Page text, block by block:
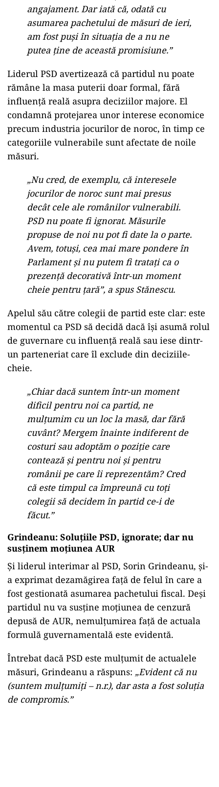
angajament. Dar iată că, odată cu
asumarea pachetului de măsuri de ieri,
am fost puși în situația de a nu ne
putea ține de această promisiune.”
Liderul PSD avertizează că partidul nu poate
rămâne la masa puterii doar formal, fără
influență reală asupra deciziilor majore. El
condamnă protejarea unor interese economice
precum industria jocurilor de noroc, în timp ce
categoriile vulnerabile sunt afectate de noile
măsuri.
„Nu cred, de exemplu, că interesele
jocurilor de noroc sunt mai presus
decât cele ale românilor vulnerabili.
PSD nu poate fi ignorat. Măsurile
propuse de noi nu pot fi date la o parte.
Avem, totuși, cea mai mare pondere în
Parlament și nu putem fi tratați ca o
prezență decorativă într-un moment
cheie pentru țară”, a spus Stănescu.
Apelul său către colegii de partid este clar: este
momentul ca PSD să decidă dacă își asumă rolul
de guvernare cu influență reală sau iese dintr-
un parteneriat care îl exclude din deciziile-
cheie.
„Chiar dacă suntem într-un moment
dificil pentru noi ca partid, ne
mulțumim cu un loc la masă, dar fără
cuvânt? Mergem înainte indiferent de
costuri sau adoptăm o poziție care
contează și pentru noi și pentru
românii pe care îi reprezentăm? Cred
că este timpul ca împreună cu toți
colegii să decidem în partid ce-i de
făcut.”
Grindeanu: Soluțiile PSD, ignorate; dar nu
susținem moțiunea AUR
Și liderul interimar al PSD, Sorin Grindeanu, și-
a exprimat dezamăgirea față de felul în care a
fost gestionată asumarea pachetului fiscal. Deși
partidul nu va susține moțiunea de cenzură
depusă de AUR, nemulțumirea față de actuala
formulă guvernamentală este evidentă.
Întrebat dacă PSD este mulțumit de actualele
măsuri, Grindeanu a răspuns: „Evident că nu
(suntem mulțumiți – n.r.), dar asta a fost soluția
de compromis.”